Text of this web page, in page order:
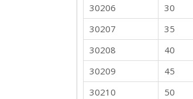
30206
30
30207
35
30208
40
30209
45
30210
50